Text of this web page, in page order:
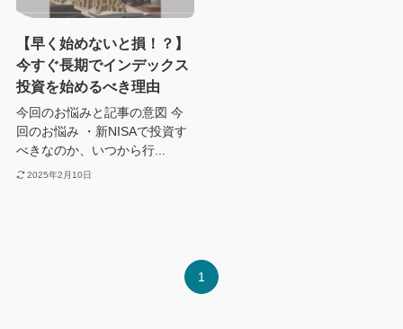
【早く始めないと損！？】
今すぐ長期でインデックス
投資を始めるべき理由
今回のお悩みと記事の意図 今
回のお悩み ・新NISAで投資す
べきなのか、いつから行...
2025年2月10日
1